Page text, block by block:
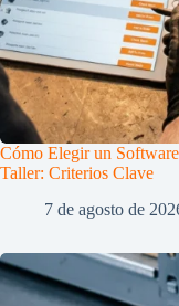
Cómo Elegir un
Taller: Criterios Clave
7 de agosto de